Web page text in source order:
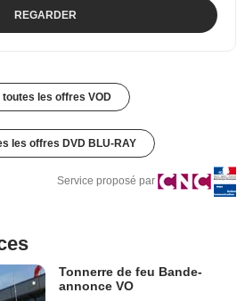
REGARDER
toutes les offres VOD
les offres DVD BLU-RAY
Service proposé par
Tonnerre de feu Bande-
annonce VO